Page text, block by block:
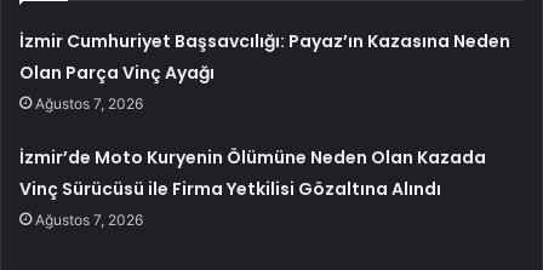
İzmir Cumhuriyet Başsavcılığı: Payaz’ın Kazasına Neden
Olan Parça Vinç Ayağı
Ağustos 7, 2026
İzmir’de Moto Kuryenin Ölümüne Neden Olan Kazada
Vinç Sürücüsü ile Firma Yetkilisi Gözaltına Alındı
Ağustos 7, 2026